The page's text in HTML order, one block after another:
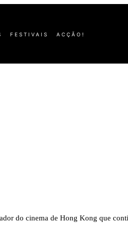
FESTIVAIS ACÇÃO!
do cinema de Hong Kong que